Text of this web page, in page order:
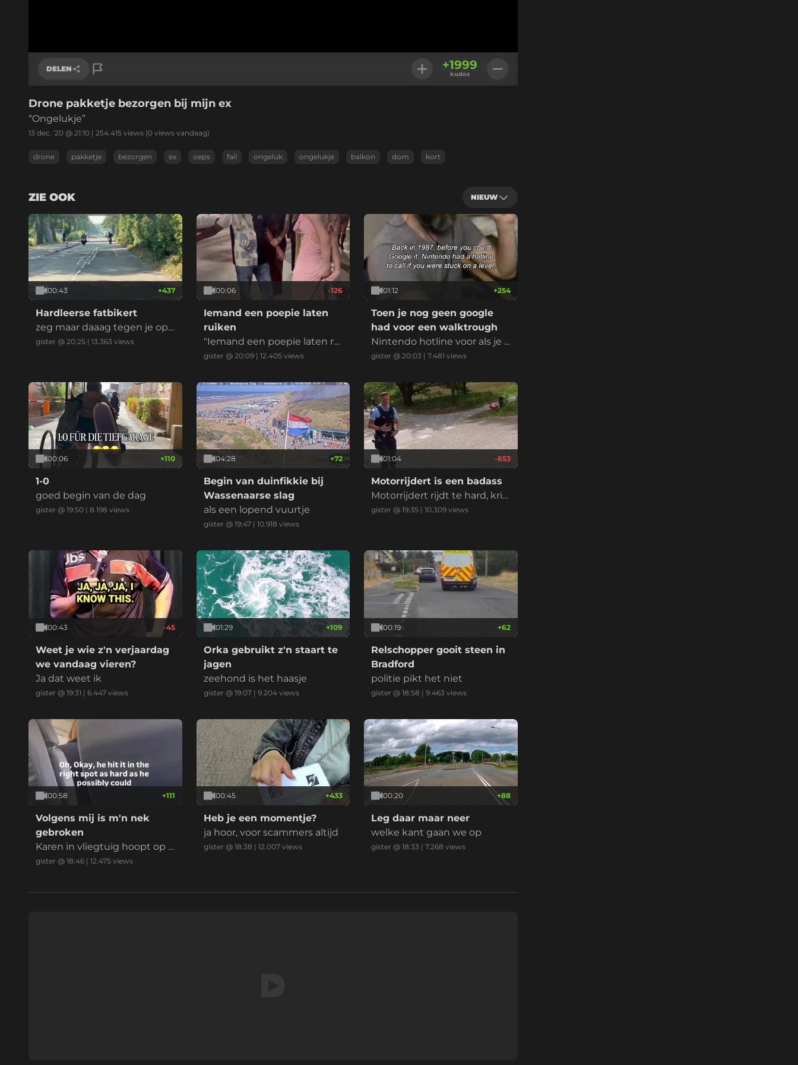
DELEN
Link kopiëren
+1999
kudos
Drone pakketje bezorgen bij mijn ex
“Ongelukje”
13 dec. '20 @ 21:10 | 254.415 views (0 views vandaag)
drone pakketje bezorgen ex oeps fail ongeluk ongelukje balkon dom kort
ZIE OOK NIEUW
00:43 +437
Hardleerse fatbikert
zeg maar daaag tegen je opg
evoerde kinderbrommer
gister @ 20:25 | 13.363 views
00:06 -126
Iemand een poepie laten
ruiken
"Iemand een poepie laten rui
ken" is een bekende Nederla
ent dat je iemand wilt verbaz
en, imponeren of laten zien d
at je ergens heel goed in ben
t, vaak in een wedstrijd of mo
eilijke situatie
gister @ 20:09| 12.405views
01:12 +254
Toen je nog geen google
had voor een walktrough
Nintendo hotline voor als je k
wam vast te zitten in een lev
gister @ 20:03 |7.481 views
00:06 +110
1-0
goed begin van de dag
gister @ 19:50 | 8.198 views
04:28 +72
Begin van duinfikkie bij
Wassenaarse slag
als een lopend vuurtje
gister @ 19:47| 10.918 views
01:04 -653
Motorrijdert is een badass
Motorrijdert rijdt te hard, krij
gt een bekeuring en voelt zi
ideo is versneld en ingekort.
gister @ 19:35 |10.309 views
00:43 -45
Weet je wie z'n verjaardag
we vandaag vieren?
Ja dat weet ik
gister @ 19:31 | 6.447 views
01:29 +109
Orka gebruikt z'n staart te
jagen
zeehond is het haasje
gister @ 19:07| 9.204views
00:19 +62
Relschopper gooit steen in
Bradford
politie pikt het niet
gister @ 18:58 |9.463 views
00:58 +111
Volgens mij is m'n nek
gebroken
Karen in vliegtuig hoopt op e
en payday
gister @ 18:46 | 12.475 views
00:45 +433
Heb je een momentje?
ja hoor, voor scammers altijd
gister @ 18:38 | 12.007views
00:20 +88
Leg daar maar neer
welke kant gaan we op
gister @ 18:33 |7.268 views